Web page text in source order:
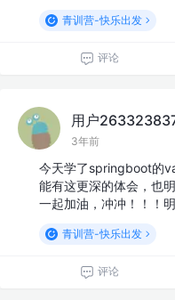
青训营-快乐出发
评论
用户
3年前
今天学了springboot的
能有这更深的体会，也
一起加油，冲冲！！！
青训营-快乐出发
评论